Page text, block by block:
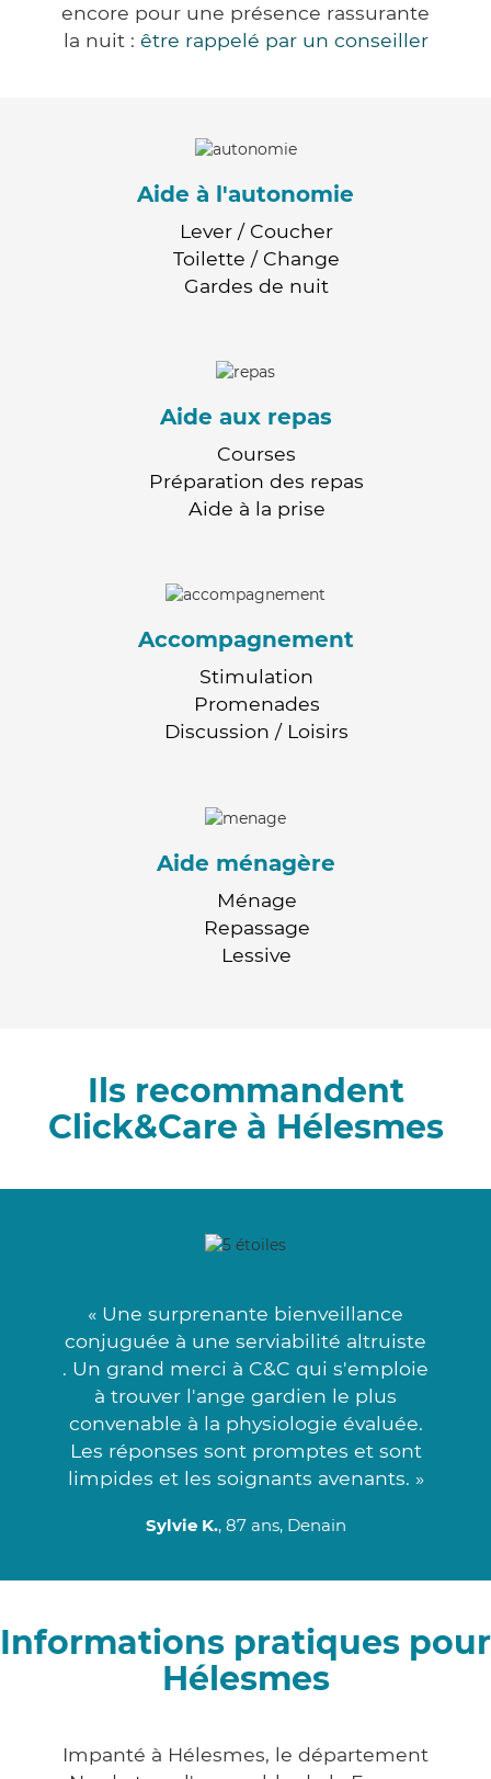
encore pour une présence rassurante
la nuit : être rappelé par un conseiller
Aide à l'autonomie
Lever / Coucher
Toilette / Change
Gardes de nuit
Aide aux repas
Courses
Préparation des repas
Aide à la prise
Accompagnement
Stimulation
Promenades
Discussion / Loisirs
Aide ménagère
Ménage
Repassage
Lessive
Ils recommandent
Click&Care à Hélesmes
« Une surprenante bienveillance
conjuguée à une serviabilité altruiste
. Un grand merci à C&C qui s'emploie
à trouver l'ange gardien le plus
convenable à la physiologie évaluée.
Les réponses sont promptes et sont
limpides et les soignants avenants. »
Sylvie K., 87 ans, Denain
Informations pratiques pour
Hélesmes
Impanté à Hélesmes, le département